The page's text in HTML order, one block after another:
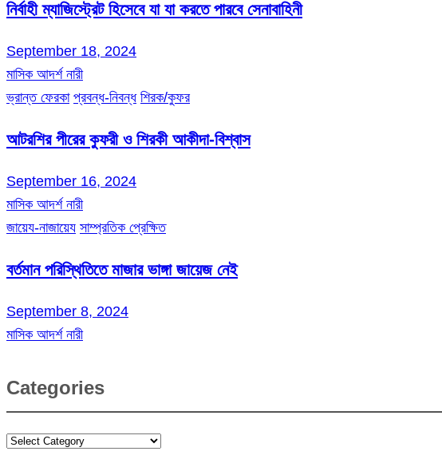
নির্বাহী ম্যাজিস্ট্রেট হিসেবে যা যা করতে পারবে সেনাবাহিনী
September 18, 2024
মাসিক আদর্শ নারী
ভ্রান্ত ফেরকা প্রবন্ধ-নিবন্ধ শিরক/কুফর
আটরশির পীরের কুফরী ও শিরকী আকীদা-বিশ্বাস
September 16, 2024
মাসিক আদর্শ নারী
জায়েয-নাজায়েয সাম্প্রতিক প্রেক্ষিত
বর্তমান পরিস্থিতিতে মাজার ভাঙ্গা জায়েজ নেই
September 8, 2024
মাসিক আদর্শ নারী
Categories
Categories